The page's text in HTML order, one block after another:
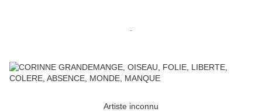
Artiste inconnu